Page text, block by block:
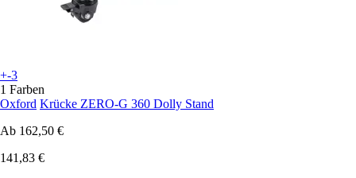
+-3
1 Farben
Oxford Krücke ZERO-G 360 Dolly Stand
Ab 162,50 €
141,83 €